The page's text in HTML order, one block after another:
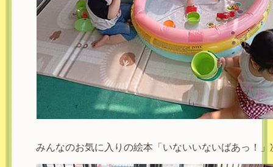
みんなのお気に入りの絵本「いないいないばあっ！